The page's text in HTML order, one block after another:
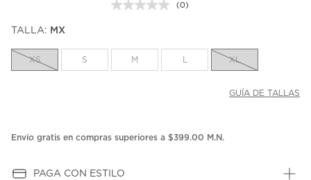
Sin
la
misma
(0)
TALLA: MX
XS S M XL
GUÍA DE TALLAS
Envío gratis en compras superiores a $399.00 M.N.
PAGA CON ESTILO